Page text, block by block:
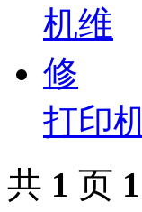
打印
共 1 页 1